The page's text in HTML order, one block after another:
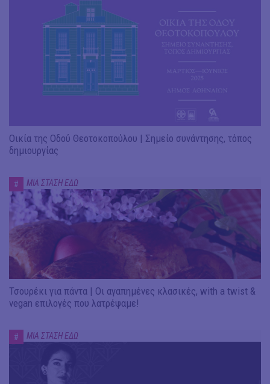
Οικία της Οδού Θεοτοκοπούλου | Σημείο συνάντησης, τόπος
δημιουργίας
# ΜΙΑ ΣΤΑΣΗ ΕΔΩ
Τσουρέκι για πάντα | Οι αγαπημένες κλασικές, with a twist &
vegan επιλογές που λατρέψαμε!
# ΜΙΑ ΣΤΑΣΗ ΕΔΩ